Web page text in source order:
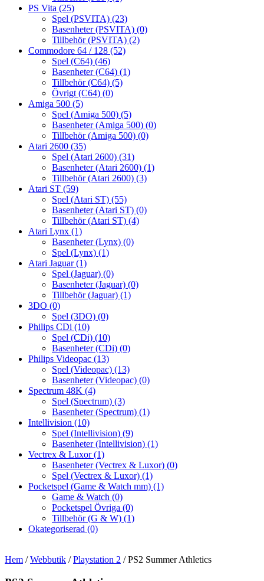
PS Vita (25)
Spel (PSVITA) (23)
Basenheter (PSVITA) (0)
Tillbehör (PSVITA) (2)
Commodore 64 / 128 (52)
Spel (C64) (46)
Basenheter (C64) (1)
Tillbehör (C64) (5)
Övrigt (C64) (0)
Amiga 500 (5)
Spel (Amiga 500) (5)
Basenheter (Amiga 500) (0)
Tillbehör (Amiga 500) (0)
Atari 2600 (35)
Spel (Atari 2600) (31)
Basenheter (Atari 2600) (1)
Tillbehör (Atari 2600) (3)
Atari ST (59)
Spel (Atari ST) (55)
Basenheter (Atari ST) (0)
Tillbehör (Atari ST) (4)
Atari Lynx (1)
Basenheter (Lynx) (0)
Spel (Lynx) (1)
Atari Jaguar(1)
Spel (Jaguar) (0)
Basenheter (Jaguar) (0)
Tillbehör (Jaguar) (1)
3DO (0)
Spel (3DO) (0)
Philips CDi (10)
Spel (CDi) (10)
Basenheter (CDi) (0)
Philips Videopac (13)
Spel (Videopac) (13)
Basenheter (Videopac) (0)
Spectrum 48K (4)
Spel (Spectrum) (3)
Basenheter (Spectrum) (1)
Intellivision (10)
Spel (Intellivision) (9)
Basenheter (Intellivision) (1)
Vectrex & Luxor(1)
Basenheter (Vectrex & Luxor) (0)
Spel (Vectrex & Luxor) (1)
Pocketspel (Game & Watch mm) (1)
Game & Watch (0)
Pocketspel Övriga (0)
Tillbehör (G & W) (1)
Okategoriserad (0)
Hem /Webbutik /Playstation 2 / PS2 Summer Athletics